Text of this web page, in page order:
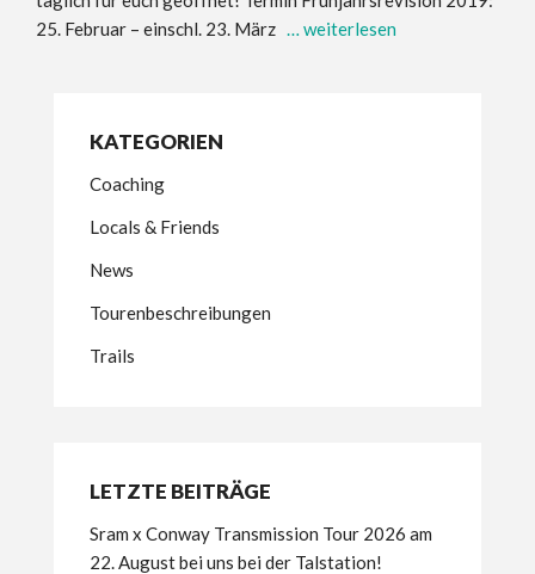
25. Februar – einschl. 23. März … weiterlesen
KATEGORIEN
Coaching
Locals & Friends
News
Tourenbeschreibungen
Trails
LETZTE BEITRÄGE
Sram x Conway Transmission Tour 2026 am
22. August bei uns bei der Talstation!